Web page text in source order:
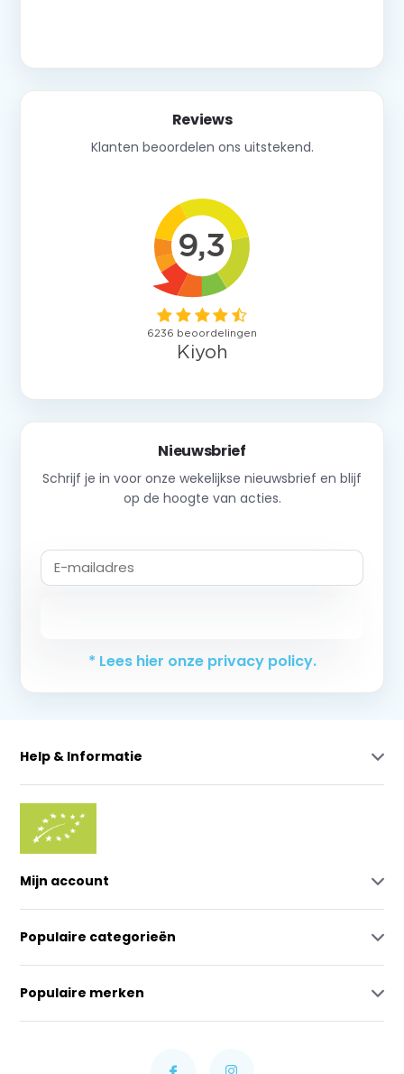
Reviews
Klanten beoordelen ons uitstekend.
Nieuwsbrief
Schrijf je in voor onze wekelijkse nieuwsbrief en blijf
op de hoogte van acties.
* Lees hier onze privacy policy.
Help & Informatie
Mijn account
Populaire categorieën
Populaire merken